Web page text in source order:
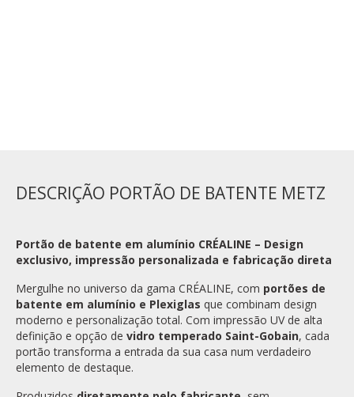
DESCRIÇÃO PORTÃO DE BATENTE METZ
Portão de batente em alumínio CRÉALINE – Design
exclusivo, impressão personalizada e fabricação direta
Mergulhe no universo da gama CRÉALINE, com portões de
batente em alumínio e Plexiglas que combinam design
moderno e personalização total. Com impressão UV de alta
definição e opção de vidro temperado Saint-Gobain, cada
portão transforma a entrada da sua casa num verdadeiro
elemento de destaque.